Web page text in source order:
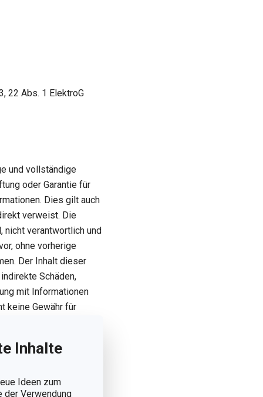
Inhalte
Ideen zum
der Verwendung
22 Abs. 1 ElektroG
und vollständige
oder Garantie für
Dies gilt auch
verweist. Die
nicht verantwortlich und
ohne vorherige
Der Inhalt dieser
Schäden,
mit Informationen
keine Gewähr für
strukturierte